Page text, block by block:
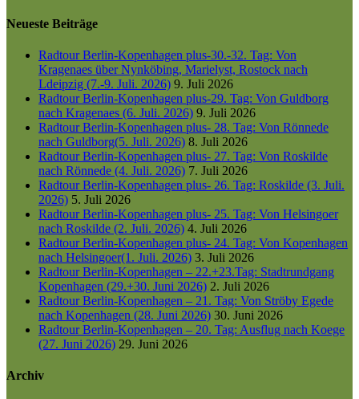
Neueste Beiträge
Radtour Berlin-Kopenhagen plus-30.-32. Tag: Von
Kragenaes über Nynköbing, Marielyst, Rostock nach
Ldeipzig (7.-9. Juli. 2026) 9. Juli 2026
Radtour Berlin-Kopenhagen plus-29. Tag: Von Guldborg
nach Kragenaes (6. Juli. 2026) 9. Juli 2026
Radtour Berlin-Kopenhagen plus- 28. Tag: Von Rönnede
nach Guldborg(5. Juli. 2026) 8. Juli 2026
Radtour Berlin-Kopenhagen plus- 27. Tag: Von Roskilde
nach Rönnede (4. Juli. 2026) 7. Juli 2026
Radtour Berlin-Kopenhagen plus- 26. Tag: Roskilde (3. Juli.
2026) 5. Juli 2026
Radtour Berlin-Kopenhagen plus- 25. Tag: Von Helsingoer
nach Roskilde (2. Juli. 2026) 4. Juli 2026
Radtour Berlin-Kopenhagen plus- 24. Tag: Von Kopenhagen
nach Helsingoer(1. Juli. 2026) 3. Juli 2026
Radtour Berlin-Kopenhagen – 22.+23.Tag: Stadtrundgang
Kopenhagen (29.+30. Juni 2026) 2. Juli 2026
Radtour Berlin-Kopenhagen – 21. Tag: Von Ströby Egede
nach Kopenhagen (28. Juni 2026) 30. Juni 2026
Radtour Berlin-Kopenhagen – 20. Tag: Ausflug nach Koege
(27. Juni 2026) 29. Juni 2026
Archiv